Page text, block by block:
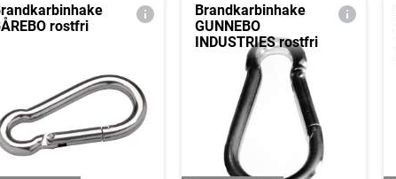
rostfri
Brandkarbinhake
GUNNEBO
INDUSTRIES rostfri